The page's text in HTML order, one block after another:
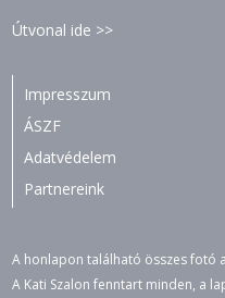
Útvonal ide >>
Impresszum
ÁSZF
Adatvédelem
Partnereink
A honlapon található összes fotó
A Kati Szalon fenntart minden, a